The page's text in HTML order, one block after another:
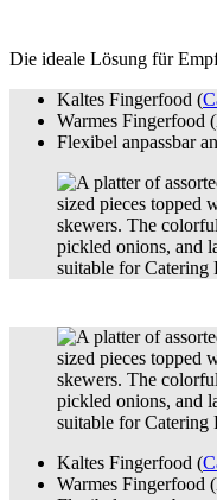
Die ideale Lösung für
Kaltes Fingerfood (
Warmes Fingerfood
Flexibel anpassbar
Kaltes Fingerfood (
Warmes Fingerfood